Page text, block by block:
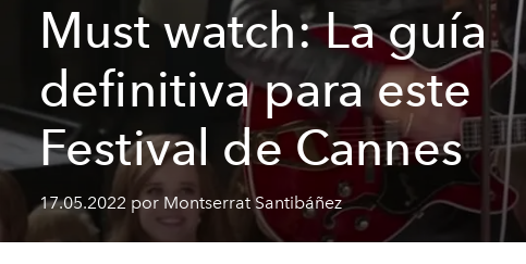
Must watch: La guía
definitiva para este
Festival de Cannes
17.05.2022 por Montserrat Santibáñez